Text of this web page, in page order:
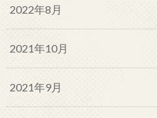
2022年8月
2021年10月
2021年9月